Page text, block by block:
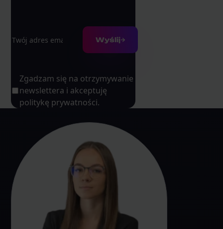
Wyślij
Zgadzam się na otrzymywanie
newslettera i akceptuję
politykę prywatności.